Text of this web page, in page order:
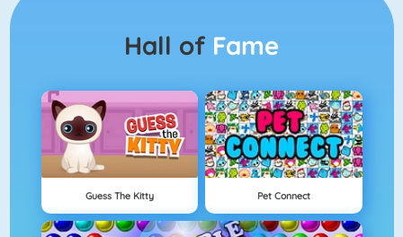
Hall of Fame
Guess The Kitty Pet Connect